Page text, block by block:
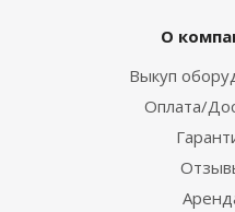
О
Выкуп
Оплата/